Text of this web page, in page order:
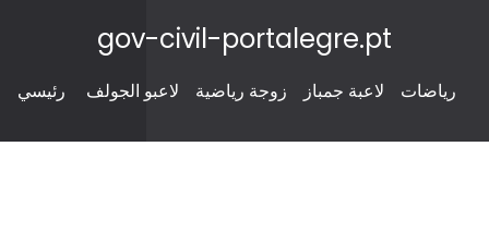
gov-civil-portalegre.pt
رئيسي لاعبو الجولف زوجة رياضية لاعبة جمباز رياضات